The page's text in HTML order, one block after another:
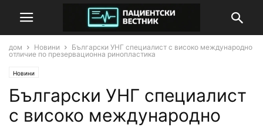
дом Новини
Български УНГ специалист с високо международно
отличие по презервационна ринопластика
Новини
Български УНГ специалист
с високо международно